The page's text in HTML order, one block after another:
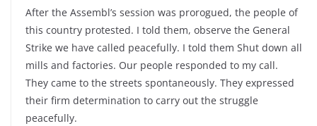
After the Assembl’s session was prorogued, the people of
this country protested. I told them, observe the General
Strike we have called peacefully. I told them Shut down all
mills and factories. Our people responded to my call.
They came to the streets spontaneously. They expressed
their firm determination to carry out the struggle
peacefully.